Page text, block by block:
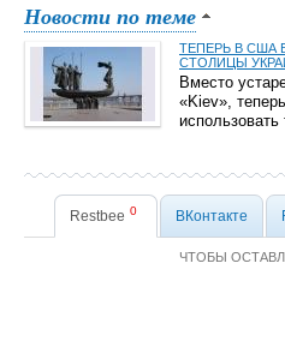
Новости по теме
ТЕПЕРЬ В США
СТОЛИЦЫ
Вместо
«Kiev»,
Restbee 0 ВКонтакте
ЧТОБЫ